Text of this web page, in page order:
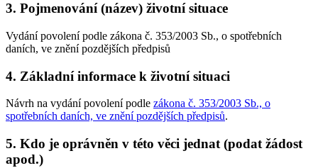
3. Pojmenování (název) životní situace
Vydání povolení podle zákona č. 353/2003 Sb., o spotřebních
daních, ve znění pozdějších předpisů
4. Základní informace k životní situaci
Návrh na vydání povolení podle zákona č. 353/2003 Sb., o
spotřebních daních, ve znění pozdějších předpisů.
5. Kdo je oprávněn v této věci jednat (podat žádost
apod.)